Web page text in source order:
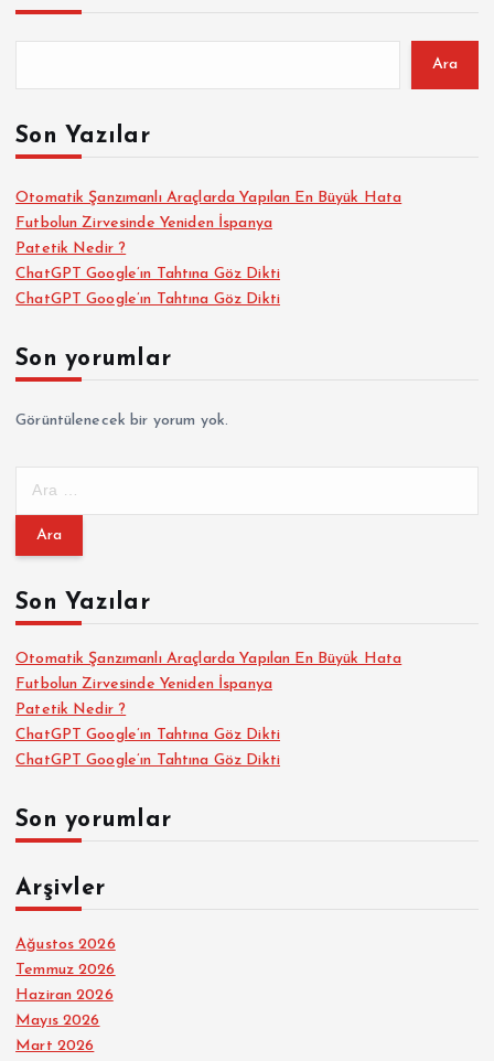
Ara
Son Yazılar
Otomatik Şanzımanlı Araçlarda Yapılan En Büyük Hata
Futbolun Zirvesinde Yeniden İspanya
Patetik Nedir ?
ChatGPT Google’ın Tahtına Göz Dikti
ChatGPT Google’ın Tahtına Göz Dikti
Son yorumlar
Görüntülenecek bir yorum yok.
m
:Son Yazılar
Otomatik Şanzımanlı Araçlarda Yapılan En Büyük Hata
Futbolun Zirvesinde Yeniden İspanya
Patetik Nedir ?
ChatGPT Google’ın Tahtına Göz Dikti
ChatGPT Google’ın Tahtına Göz Dikti
Son yorumlar
Arşivler
Ağustos 2026
Temmuz 2026
Haziran 2026
Mayıs 2026
Mart 2026